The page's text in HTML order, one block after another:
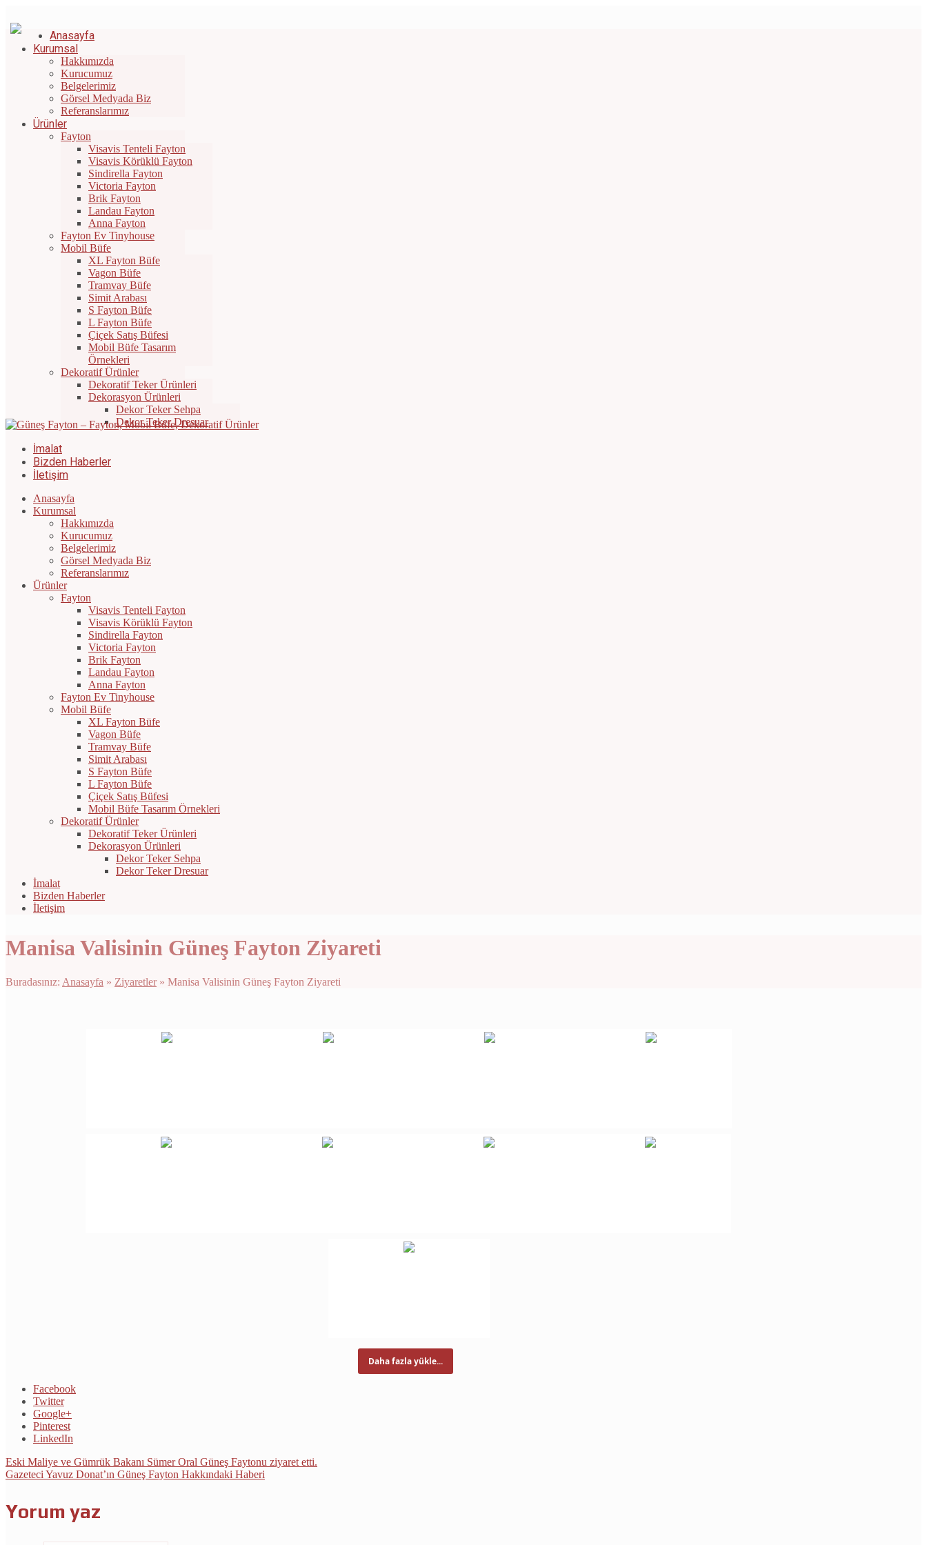
Anasayfa
Kurumsal
Hakkımızda
Kurucumuz
Belgelerimiz
Görsel Medyada Biz
Referanslarımız
Ürünler
Fayton
Visavis Tenteli Fayton
Visavis Körüklü Fayton
Sindirella Fayton
Victoria Fayton
Brik Fayton
Landau Fayton
Anna Fayton
Fayton Ev Tinyhouse
Mobil Büfe
XL Fayton Büfe
Vagon Büfe
Tramvay Büfe
Simit Arabası
S Fayton Büfe
L Fayton Büfe
Çiçek Satış Büfesi
Mobil Büfe Tasarım
Örnekleri
Dekoratif Ürünler
Dekoratif Teker Ürünleri
Dekorasyon Ürünleri
Dekor Teker Sehpa
Dekor Teker Dresuar
İmalat
Bizden Haberler
İletişim
Anasayfa
Kurumsal
Hakkımızda
Kurucumuz
Belgelerimiz
Görsel Medyada Biz
Referanslarımız
Ürünler
Fayton
Visavis Tenteli Fayton
Visavis Körüklü Fayton
Sindirella Fayton
Victoria Fayton
Brik Fayton
Landau Fayton
Anna Fayton
Fayton Ev Tinyhouse
Mobil Büfe
XL Fayton Büfe
Vagon Büfe
Tramvay Büfe
Simit Arabası
S Fayton Büfe
L Fayton Büfe
Çiçek Satış Büfesi
Mobil Büfe Tasarım Örnekleri
Dekoratif Ürünler
Dekoratif Teker Ürünleri
Dekorasyon Ürünleri
Dekor Teker Sehpa
Dekor Teker Dresuar
İmalat
Bizden Haberler
İletişim
Manisa Valisinin Güneş Fayton Ziyareti
Buradasınız: Anasayfa » Ziyaretler » Manisa Valisinin Güneş Fayton Ziyareti
Daha fazla yükle...
Facebook
Twitter
Google+
Pinterest
LinkedIn
Eski Maliye ve Gümrük Bakanı Sümer Oral Güneş Faytonu ziyaret etti.
Gazeteci Yavuz Donat’ın Güneş Fayton Hakkındaki Haberi
Yorum yaz